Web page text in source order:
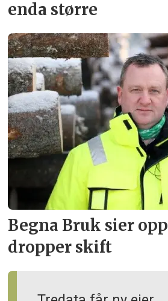
enda større
Begna Bruk sier opp
dropper skift